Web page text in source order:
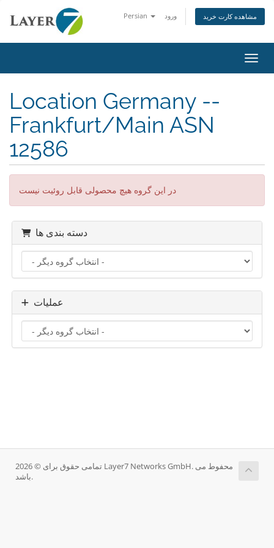
Persian ورود مشاهده کارت خرید
Location Germany --
Frankfurt/Main ASN
12586
در این گروه هیچ محصولی قابل روئیت نیست
دسته بندی ها
عملیات
تمامی حقوق برای © 2026 Layer7 Networks GmbH. محفوط می
باشد.